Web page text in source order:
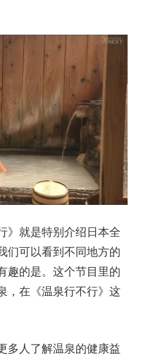
》就是特别介绍日本全
们可以看到不同地方的
趣的是。这个节目里的
，在《温泉行不行》这
多人了解温泉的健康益